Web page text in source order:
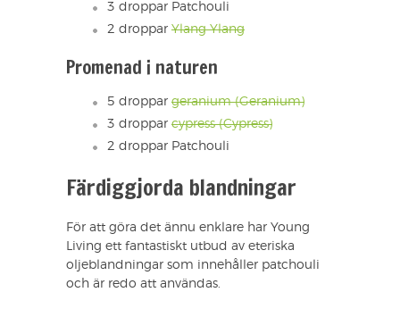
3 droppar Patchouli
2 droppar Ylang Ylang
Promenad i naturen
5 droppar geranium (Geranium)
3 droppar cypress (Cypress)
2 droppar Patchouli
Färdiggjorda blandningar
För att göra det ännu enklare har Young
Living ett fantastiskt utbud av eteriska
oljeblandningar som innehåller patchouli
och är redo att användas.